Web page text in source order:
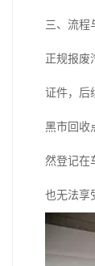
三、流程
正规报废
证件，后
黑市回收
然登记在
也无法享